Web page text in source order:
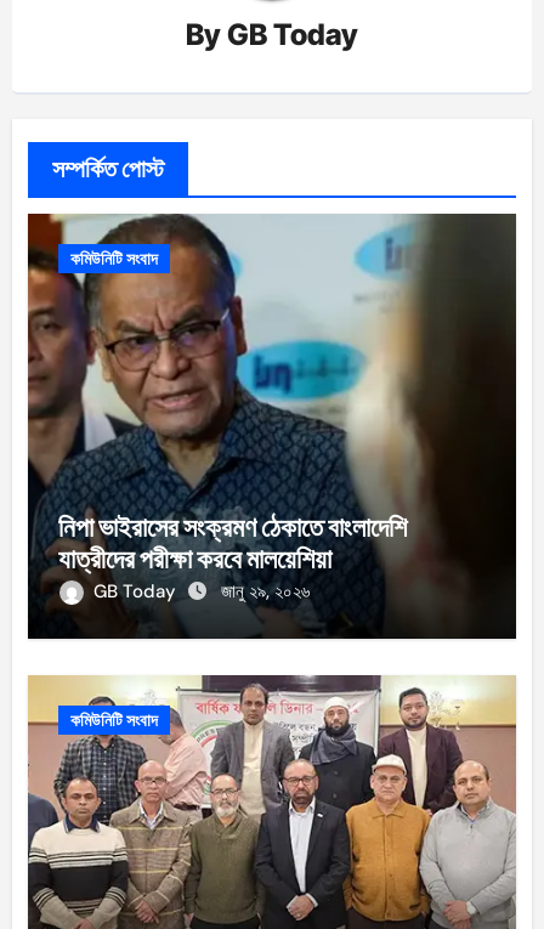
ByGB Today
সম্পর্কিত পোস্ট
কমিউনিটি সংবাদ
নিপা ভাইরাসের সংক্রমণ ঠেকাতে বাংলাদেশি
যাত্রীদের পরীক্ষা করবে মালয়েশিয়া
GB Today জানু ২৯, ২০২৬
কমিউনিটি সংবাদ